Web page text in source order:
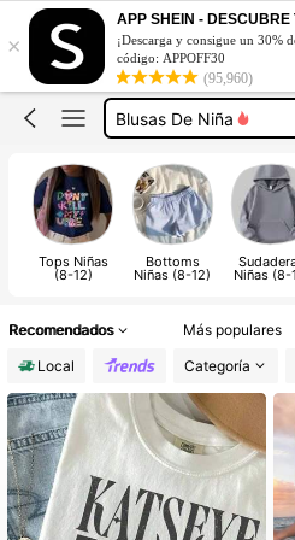
×
APP SHEIN - DESCUBRE
¡Descarga y consigue un 30%
código: APPOFF30
(95,960)
Ropa Para Niña
Camisas Para Niñas
Blusas De Niña
Ropa Para Niña
Tops Niñas
(8-12)
Bottoms
Niñas (8-12) Niñas (8-
Recomendados Más populares
Local
Categoría